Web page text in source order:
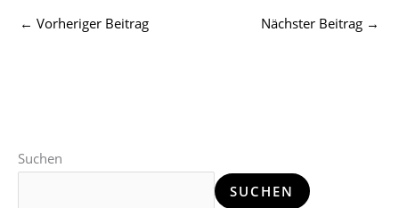
← Vorheriger Beitrag Nächster Beitrag →
Suchen
SUCHEN